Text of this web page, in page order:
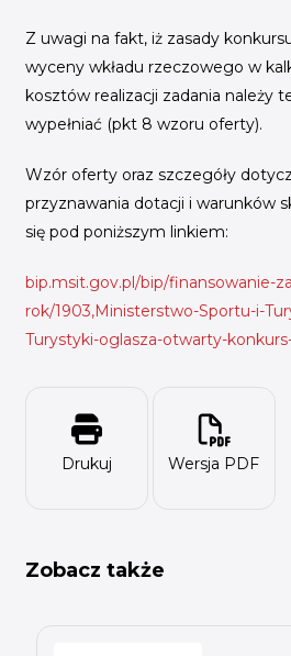
Z uwagi na fakt, iż zasady
wyceny wkładu rzeczowego w
kosztów realizacji zadania należy
wypełniać (pkt 8 wzoru oferty).
Wzór oferty oraz szczegóły
przyznawania dotacji i warunków
się pod poniższym linkiem:
bip.msit.gov.pl/bip/finansowanie-
rok/1903,Ministerstwo-Sportu-i-
Turystyki-oglasza-otwarty-
Drukuj Wersja PDF
Zobacz także